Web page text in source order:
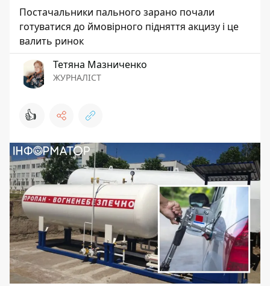
Постачальники пального зарано почали
готуватися до ймовірного підняття акцизу і це
валить ринок
Тетяна Мазниченко
ЖУРНАЛІСТ
👍